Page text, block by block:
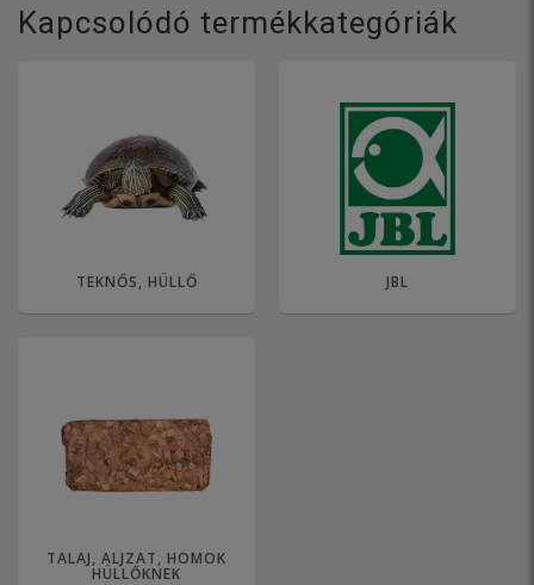
Kapcsolódó termékkategóriák
TEKNŐS, HÜLLŐ JBL
TALAJ, ALJZAT, HOMOK
HÜLLŐKNEK